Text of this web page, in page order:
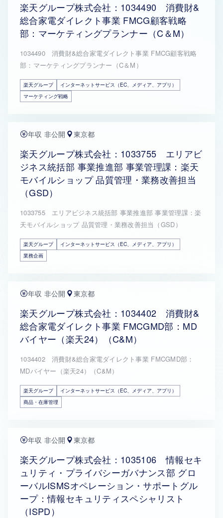
楽天グループ株式会社：1034490 消費財&
総合家電ダイレクト事業 FMCG顧客戦略
部：マーケティングプランナー（C＆M）
1034490 消費財&総合家電ダイレクト事業 FMCG顧客戦略
部：マーケティングプランナー（C＆M）
楽天グループ
インターネットサービス（EC、メディア、アプリ）
マーケティング戦略
年収 非公開 東京都
楽天グループ株式会社：1033755 エリアビ
ジネス統括部 事業推進部 事業管理課：楽天
モバイルショップ 品質管理・業務改善担当
（GSD）
1033755 エリアビジネス統括部 事業推進部 事業管理課：楽
天モバイルショップ 品質管理・業務改善担当（GSD）
楽天グループ
インターネットサービス（EC、メディア、アプリ）
業務企画
年収 非公開 東京都
楽天グループ株式会社：1034402 消費財&
総合家電ダイレクト事業 FMCGMD部：MD
バイヤー（楽天24）（C&M）
1034402 消費財&総合家電ダイレクト事業 FMCGMD部：
MDバイヤー（楽天24）（C&M）
楽天グループ
インターネットサービス（EC、メディア、アプリ）
商品・在庫管理
年収 非公開 東京都
楽天グループ株式会社：1035106 情報セキ
ュリティ・プライバシーガバナンス部 グロ
ーバルISMSオペレーション・サポートグル
ープ：情報セキュリティスペシャリスト
（ISPD）